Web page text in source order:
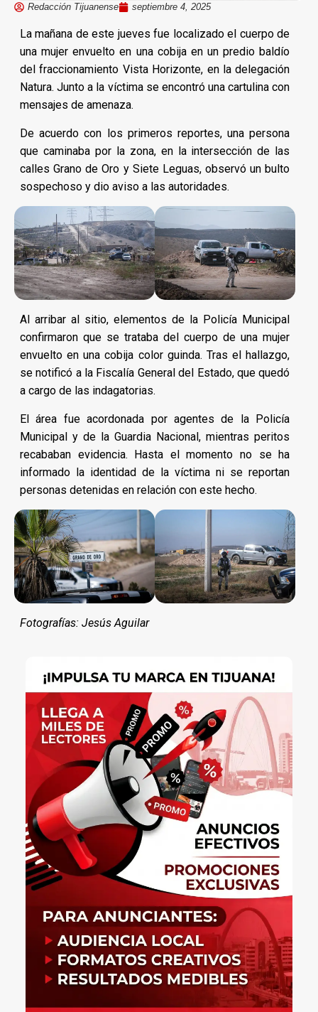
Redacción Tijuanense septiembre 4, 2025
La mañana de este jueves fue localizado el cuerpo de
una mujer envuelto en una cobija en un predio baldío
del fraccionamiento Vista Horizonte, en la delegación
Natura. Junto a la víctima se encontró una cartulina con
mensajes de amenaza.
De acuerdo con los primeros reportes, una persona
que caminaba por la zona, en la intersección de las
calles Grano de Oro y Siete Leguas, observó un bulto
sospechoso y dio aviso a las autoridades.
Al arribar al sitio, elementos de la Policía Municipal
confirmaron que se trataba del cuerpo de una mujer
envuelto en una cobija color guinda. Tras el hallazgo,
se notificó a la Fiscalía General del Estado, que quedó
a cargo de las indagatorias.
El área fue acordonada por agentes de la Policía
Municipal y de la Guardia Nacional, mientras peritos
recababan evidencia. Hasta el momento no se ha
informado la identidad de la víctima ni se reportan
personas detenidas en relación con este hecho.
Fotografías: Jesús Aguilar